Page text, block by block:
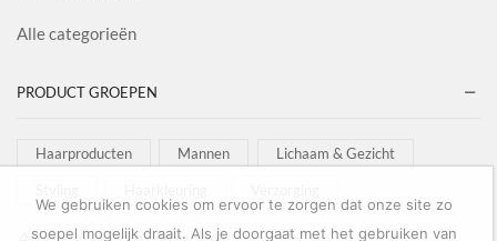
Alle categorieën
PRODUCT GROEPEN
Haarproducten Mannen Lichaam & Gezicht
We gebruiken cookies om ervoor te zorgen dat onze site zo
soepel mogelijk draait. Als je doorgaat met het gebruiken van